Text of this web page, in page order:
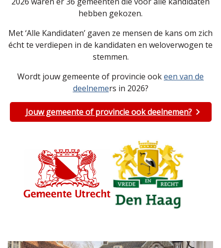
hebben gekozen.
Met ‘Alle Kandidaten’ gaven ze mensen de kans om zich
écht te verdiepen in de kandidaten en weloverwogen te
stemmen.
Wordt jouw gemeente of provincie ookeen van de
deelnemers in 2026?
Jouw gemeente of provincie ook deelnemen?